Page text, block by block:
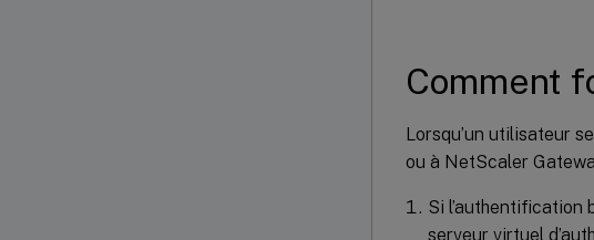
Comment
Lorsqu’un utilisateur
ou à NetScaler
Si l’authentification
serveur virtuel